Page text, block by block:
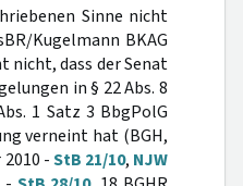
Sinne nicht
Kugelmann BKAG
nicht, dass der Senat
in § 22 Abs. 8
1 Satz 3 BbgPolG
verneint hat (BGH,
-StB 21/10, NJW